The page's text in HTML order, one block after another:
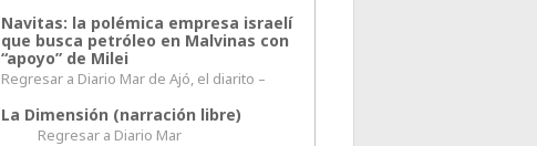
Navitas: la polémica empresa israelí
que busca petróleo en Malvinas con
“apoyo” de Milei
Regresar a Diario Mar de Ajó, el diarito –
La Dimensión (narración libre)
Regresar a Diario Mar